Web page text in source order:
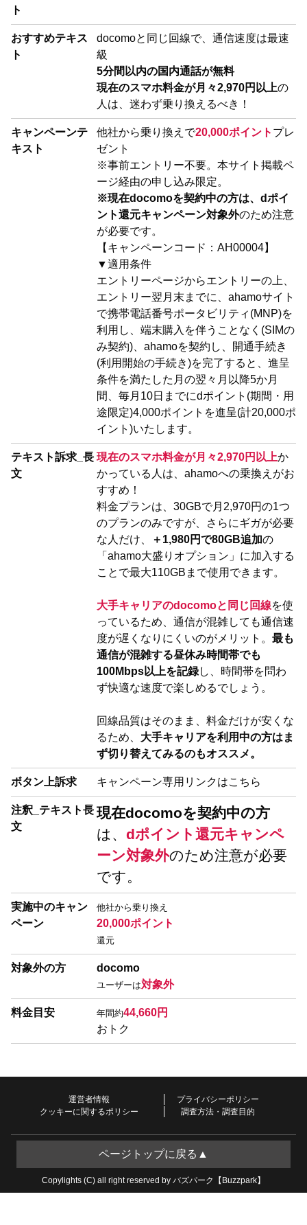
ト
おすすめテキス
ト
docomoと同じ回線で、通信速度は最速
級
5分間以内の国内通話が無料
現在のスマホ料金が月々2,970円以上の
人は、迷わず乗り換えるべき！
キャンペーンテ
キスト
他社から乗り換えで20,000ポイント プレ
ゼント
※事前エントリー不要。本サイト掲載ペ
ージ経由の申し込み限定。
※現在docomoを契約中の方は、dポイ
ント還元キャンペーン対象外のため注意
が必要です。
【キャンペーンコード：AH00004】
▼適用条件
エントリーページからエントリーの上、
エントリー翌月末までに、ahamoサイト
で携帯電話番号ポータビリティ(MNP)を
利用し、端末購入を伴うことなく(SIMの
み契約)、ahamoを契約し、開通手続き
(利用開始の手続き)を完了すると、進呈
条件を満たした月の翌々月以降5か月
間、毎月10日までにdポイント(期間・用
途限定)4,000ポイントを進呈(計20,000ポ
イント)いたします。
テキスト訴求_長
文
現在のスマホ料金が月々2,970円以上か
かっている人は、ahamoへの乗換えがお
すすめ！
料金プランは、30GBで月2,970円の1つ
のプランのみですが、さらにギガが必要
な人だけ、
＋1,980円で80GB追加の
「ahamo大盛りオプション」に加入する
ことで最大110GBまで使用できます。
大手キャリアのdocomoと同じ回線を使
っているため、通信が混雑しても通信速
度が遅くなりにくいのがメリット。 最も
通信が混雑する昼休み時間帯でも
100Mbps以上を記録し、時間帯を問わ
ず快適な速度で楽しめるでしょう。
回線品質はそのまま、料金だけが安くな
るため、 大手キャリアを利用中の方はま
ず切り替えてみるのもオススメ。
ボタン上訴求 キャンペーン専用リンクはこちら
注釈_テキスト長
文
現在docomoを契約中の方
は、 dポイント還元キャンペ
ーン対象外のため注意が必要
です。
実施中のキャン
ペーン
他社から乗り換え
20,000ポイント
還元
対象外の方 docomo
ユーザーは対象外
料金目安 年間約44,660円
おトク
運営者情報
プライバシーポリシー
クッキーに関するポリシー
調査方法・調査目的
ページトップに戻る▲
Copylights (C) all right reserved by バズパーク【Buzzpark】